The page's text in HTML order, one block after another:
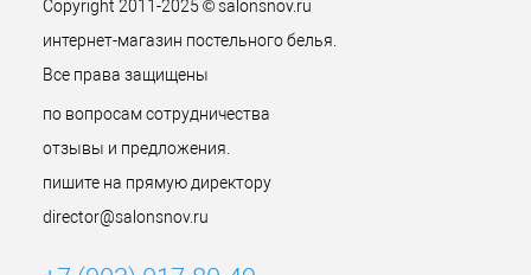
Copyright 2011-2025 © salonsnov.ru
интернет-магазин постельного белья.
Все права защищены
по вопросам сотрудничества
отзывы и предложения.
пишите на прямую директору
director@salonsnov.ru